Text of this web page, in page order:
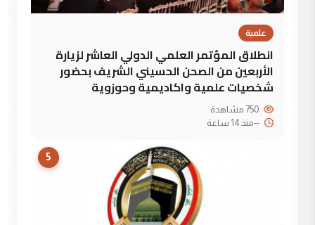
علمية
انطلاق المؤتمر العلمي الدولي العاشر لزيارة
الأربعين من الصحن الحسيني الشريف بحضور
شخصيات علمية واكاديمية وحوزوية
--منذ 14 ساعة
5